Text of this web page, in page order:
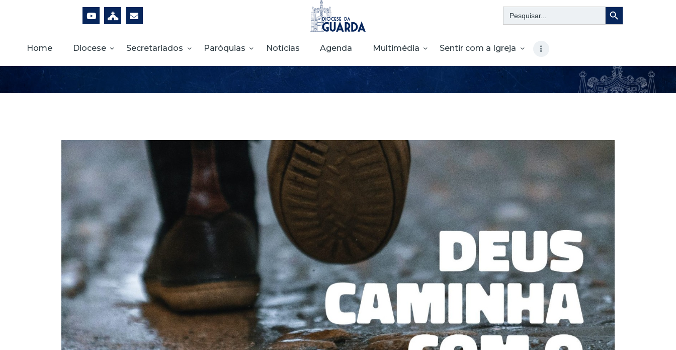
Search
for:
Search Button
Home Diocese Secretariados Paróquias Notícias Agenda Multimédia Sentir com a Igreja
PARÓQUIAS
MULTIMÉDIA
SENTIR COM A
IGREJA
CONTACTOS